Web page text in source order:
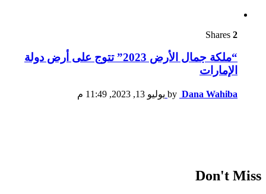
2
“ملكة جمال الأرض 2023” تتوج على أرض دولة
الإمارات
by Dana Wahiba يوليو 13, 2023, 11:49 م
Don't Miss